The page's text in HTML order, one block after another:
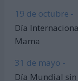
19 de octubre -
Día
Mama
31 de mayo -
Día Mundial